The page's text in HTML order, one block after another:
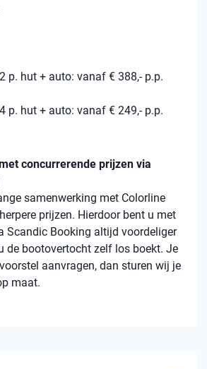
p. hut + auto: vanaf € 388,- p.p.
p. hut + auto: vanaf € 249,- p.p.
concurrerende prijzen via
samenwerking met Colorline
prijzen. Hierdoor bent u met
Scandic Booking altijd voordeliger
de bootovertocht zelf los boekt. Je
aanvragen, dan sturen wij je
maat.